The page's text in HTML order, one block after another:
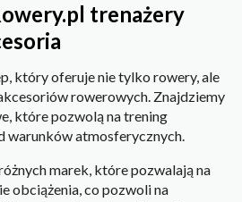
trenażery
który oferuje nie tylko rowery, ale
rowerowych. Znajdziemy
które pozwolą na trening
warunków atmosferycznych.
marek, które pozwalają na
obciążenia, co pozwoli na